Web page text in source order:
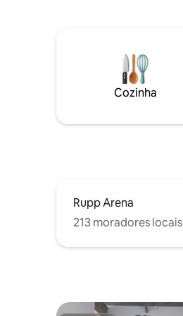
ao ar livre ✔ Vaso sanitário
compostagem Acesso a✔
Estação de cozinha
Cozinha
Rupp Arena
213 moradores